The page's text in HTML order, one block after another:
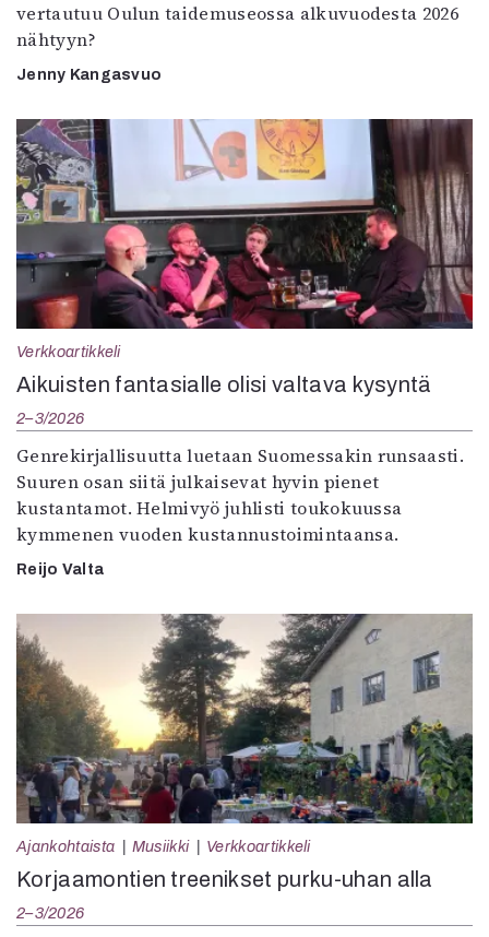
vertautuu Oulun taidemuseossa alkuvuodesta 2026
nähtyyn?
Jenny Kangasvuo
Verkkoartikkeli
Aikuisten fantasialle olisi valtava kysyntä
2–3/2026
Genrekirjallisuutta luetaan Suomessakin runsaasti.
Suuren osan siitä julkaisevat hyvin pienet
kustantamot. Helmivyö juhlisti toukokuussa
kymmenen vuoden kustannustoimintaansa.
Reijo Valta
Ajankohtaista Musiikki Verkkoartikkeli
Korjaamontien treenikset purku-uhan alla
2–3/2026